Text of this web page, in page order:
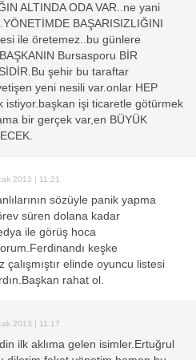
ALTINDA ODA VAR..ne yani
BAŞARISIZLIĞINI
ile öretemez..bu günlere
Bursasporu BİR
şehir bu taraftar
yeni nesili var.onlar HEP
istiyor.başkan işi ticaretle götürmek
bir gerçek var,en BÜYÜK
2013 | 11:21
sözüyle panik yapma
süren dolana kadar
ile görüş hoca
keşke
çalışmıştır elinde oyuncu listesi
rahat ol.
2013 | 11:17
ilk aklıma gelen isimler.Ertuğrul